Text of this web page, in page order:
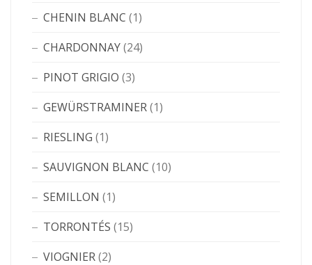
CHENIN BLANC (1)
CHARDONNAY(24)
PINOT GRIGIO (3)
GEWÜRSTRAMINER(1)
RIESLING (1)
SAUVIGNON BLANC (10)
SEMILLON (1)
TORRONTÉS (15)
VIOGNIER(2)